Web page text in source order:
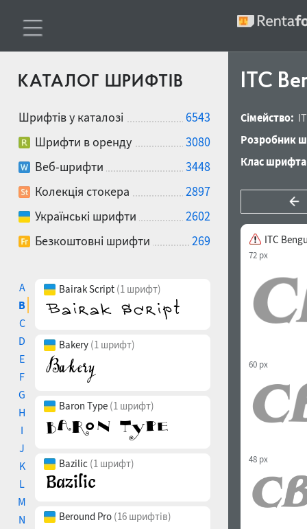
КАТАЛОГ ШРИФТІВ
Шрифтів у каталозі
6543
Шрифти в оренду
3080
Веб-шрифти
3448
Колекція стокера
2897
Українські шрифти
2602
Безкоштовні шрифти
269
A
B
C
D
E
F
G
H
I
J
K
L
M
N
Bairak Script (1 шрифт)
Bakery (1 шрифт)
Baron Type (1 шрифт)
Bazilic (1 шрифт)
Beround Pro (16 шрифтів)
ITC
Сімейство:
Розробник
Клас
ITC
72 px
60 px
48 px